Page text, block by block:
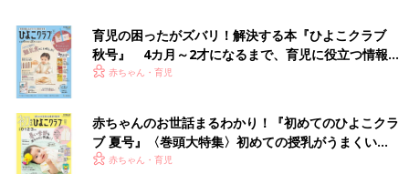
育児の困ったがズバリ！解決する本『ひよこクラブ
秋号』 4カ月～2才になるまで、育児に役立つ情報が
いっぱい！
赤ちゃん・育児
赤ちゃんのお世話まるわかり！『初めてのひよこクラ
ブ 夏号』〈巻頭大特集〉初めての授乳がうまくい
く！ おっぱい・ミルクの基本と夏のトラブル 解決テ
赤ちゃん・育児